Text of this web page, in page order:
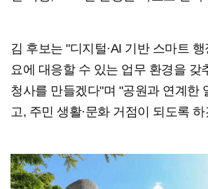
김 후보는 "디지털·AI 기반 스마트
요에 대응할 수 있는 업무 환경을 갖
청사를 만들겠다"며 "공원과 연계한
고, 주민 생활·문화 거점이 되도록